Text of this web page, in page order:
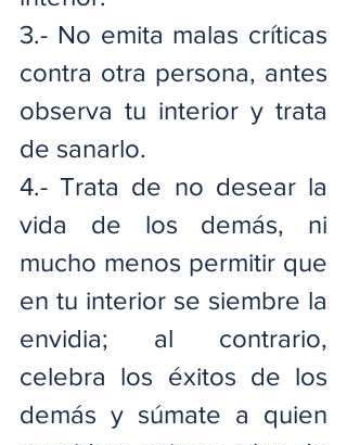
3.- No emita malas críticas
contra otra persona, antes
observa tu interior y trata
de sanarlo.
4.- Trata de no desear la
vida de los demás, ni
mucho menos permitir que
en tu interior se siembre la
envidia; al contrario,
celebra los éxitos de los
demás y súmate a quien